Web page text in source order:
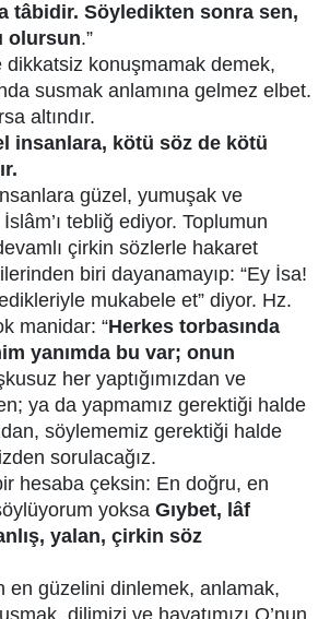
tâbidir. Söyledikten sonra sen,
olursun.”
dikkatsiz konuşmamak demek,
susmak anlamına gelmez elbet.
altındır.
insanlara, kötü söz de kötü
güzel, yumuşak ve
tebliğ ediyor. Toplumun
çirkin sözlerle hakaret
biri dayanamayıp: “Ey İsa!
mukabele et” diyor. Hz.
manidar: “Herkes torbasında
yanımda bu var; onun
her yaptığımızdan ve
ya da yapmamız gerektiği halde
söylememiz gerektiği halde
sorulacağız.
hesaba çeksin: En doğru, en
yoksa Gıybet, lâf
yalan, çirkin söz
en güzelini dinlemek, anlamak,
dilimizi ve hayatımızı O’nun